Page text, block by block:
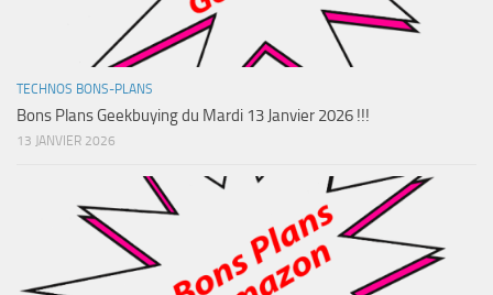
TECHNOS BONS-PLANS
Bons Plans Geekbuying du Mardi 13 Janvier 2026 !!!
13 JANVIER 2026